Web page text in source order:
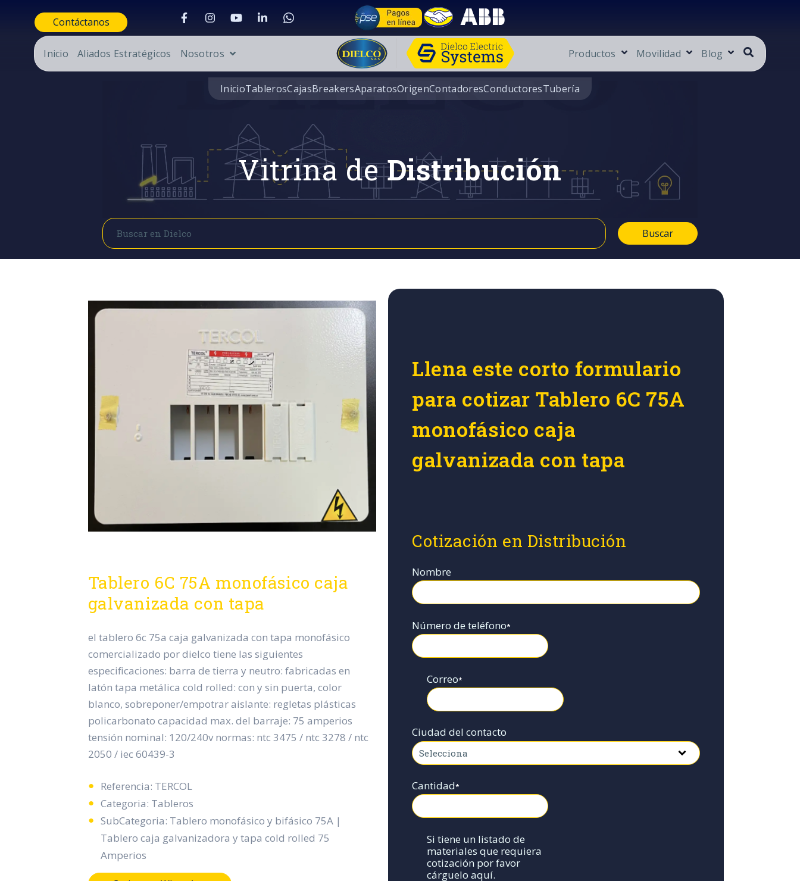
Contáctanos
Inicio Aliados Estratégicos Nosotros Productos Movilidad Blog
InicioTablerosCajasBreakersAparatosOrigenContadoresConductoresTubería
Vitrina deDistribución
Buscar
Buscar
Tablero 6C 75A monofásico caja
galvanizada con tapa
el tablero 6c 75a caja galvanizada con tapa monofásico
comercializado por dielco tiene las siguientes
especificaciones: barra de tierra y neutro: fabricadas en
latón tapa metálica cold rolled: con y sin puerta, color
blanco, sobreponer/empotrar aislante: regletas plásticas
policarbonato capacidad max. del barraje: 75 amperios
tensión nominal: 120/240v normas: ntc 3475 / ntc 3278 / ntc
2050 / iec 60439-3
Referencia: TERCOL
Categoria: Tableros
SubCategoria: Tablero monofásico y bifásico 75A |
Tablero caja galvanizadora y tapa cold rolled 75
Amperios
Llena este corto formulario
para cotizar Tablero 6C 75A
monofásico caja
galvanizada con tapa
Cotización en Distribución
Nombre
Número de teléfono*
Correo*
Ciudad del contacto
Cantidad*
Si tiene un listado de
materiales que requiera
cotización por favor
cárguelo aquí.